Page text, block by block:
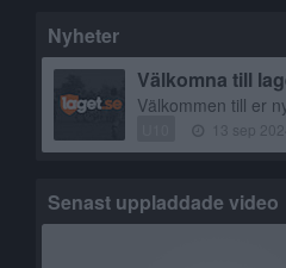
Nyheter
Välkomna till
Senast uppladdade video